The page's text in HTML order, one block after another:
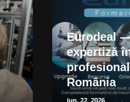
Eurodeal
expertiză
România
iun. 22, 2026